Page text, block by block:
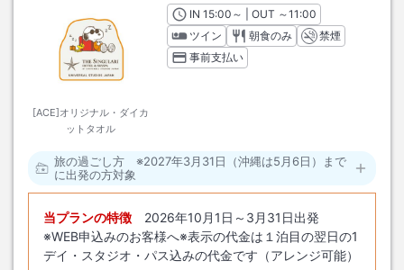
[ACE]オリジナル・ダイカ
ットタオル
INチェックイン
15:00 ～ | OUT チェックアウト
～11:00
ツイン
朝食のみ
禁煙
事前支払い
旅の過ごし方 ※2027年3月31日（沖縄は5月6日）まで
に出発の方対象
当プランの特徴 2026年10月1日～3月31日出発
※WEB申込みのお客様へ※表示の代金は１泊目の翌日の1
デイ・スタジオ・パス込みの代金です（アレンジ可能）